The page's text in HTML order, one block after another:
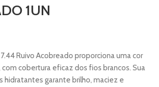
1UN
Ruivo Acobreado proporciona uma cor
cobertura eficaz dos fios brancos. Sua
hidratantes garante brilho, maciez e